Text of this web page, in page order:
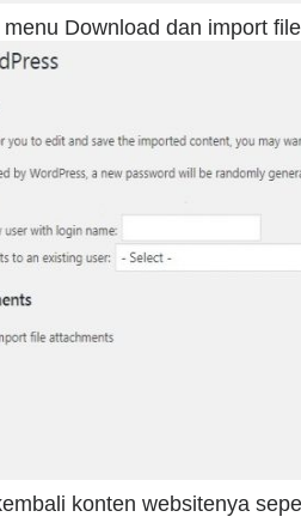
Download dan import
konten websitenya